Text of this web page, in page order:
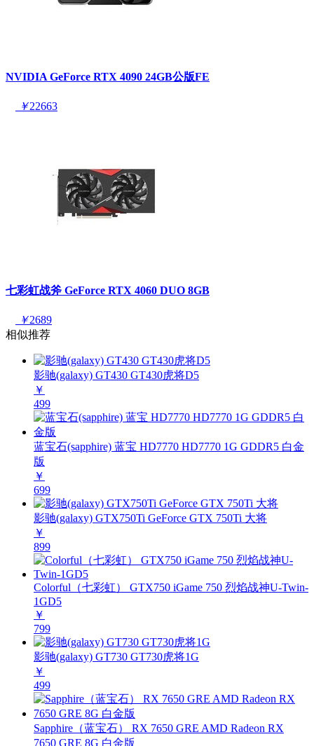
NVIDIA GeForce RTX 4090 24GB公版FE
￥22663
七彩虹战斧 GeForce RTX 4060 DUO 8GB
￥2689
相似推荐
影驰(galaxy) GT430 GT430虎将D5
￥
499
蓝宝石(sapphire) 蓝宝 HD7770 HD7770 1G GDDR5 白金
版
￥
699
影驰(galaxy) GTX750Ti GeForce GTX 750Ti 大将
￥
899
Colorful（七彩虹） GTX750 iGame 750 烈焰战神U-Twin-
1GD5
￥
799
影驰(galaxy) GT730 GT730虎将1G
￥
499
Sapphire（蓝宝石） RX 7650 GRE AMD Radeon RX
7650 GRE 8G 白金版